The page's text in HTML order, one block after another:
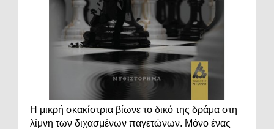
Η μικρή σκακίστρια βίωνε το δικό της δράμα στη
λίμνη των διχασμένων παγετώνων. Μόνο ένας